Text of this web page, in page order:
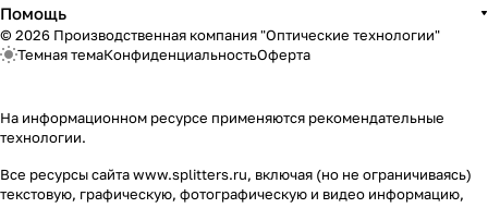
Помощь
© 2026 Производственная компания "Оптические технологии"
Темная темаКонфиденциальностьОферта
На информационном ресурсе применяются рекомендательные
технологии.
Все ресурсы сайта www.splitters.ru, включая (но не ограничиваясь)
текстовую, графическую, фотографическую и видео информацию,